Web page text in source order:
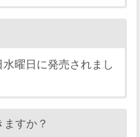
曜日に発売されまし
すか？